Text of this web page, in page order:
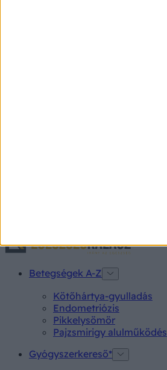
Betegségek A-Z
Kötőhártya-gyulladás
Endometriózis
Pikkelysömör
Pajzsmirigy alulműködés
Gyógyszerkereső*